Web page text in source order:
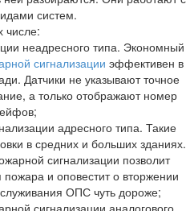
систем.
числе:
неадресного типа. Экономный
сигнализации эффективен в
Датчики не указывают точное
а только отображают номер
адресного типа. Такие
в средних и больших зданиях.
сигнализации позволит
и оповестит о вторжении
ОПС чуть дороже;
сигнализации аналогового